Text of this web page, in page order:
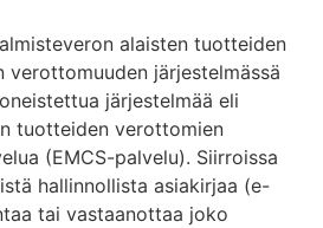
alaisten tuotteiden
verottomuuden järjestelmässä
järjestelmää eli
tuotteiden verottomien
(EMCS-palvelu). Siirroissa
hallinnollista asiakirjaa (e-
tai vastaanottaa joko